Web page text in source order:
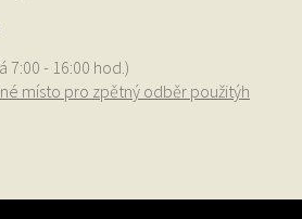
7:00 - 16:00 hod.)
místo pro zpětný odběr použitýh